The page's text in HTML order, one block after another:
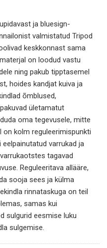
ja bluesign-
valmistatud Tripod
keskkonnast sama
on loodud vastu
ning pakub tipptasemel
hoides kandjat kuiva ja
õmblused,
ületamatut
oma tegevusele, mitte
on kolm reguleerimispunkti
varrukad ja
tagavad
Reguleeritava allääre,
sooja sees ja külma
rinnataskuga on teil
samas kui
sulgurid eesmise luku
sulgemise.